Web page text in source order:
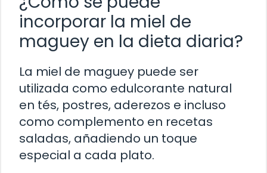
incorporar la miel de
maguey en la dieta diaria?
La miel de maguey puede ser
utilizada como edulcorante natural
en tés, postres, aderezos e incluso
como complemento en recetas
saladas, añadiendo un toque
especial a cada plato.